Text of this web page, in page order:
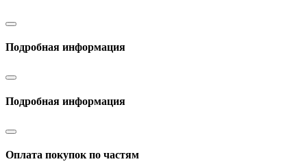
Подробная информация
Подробная информация
Оплата покупок по частям